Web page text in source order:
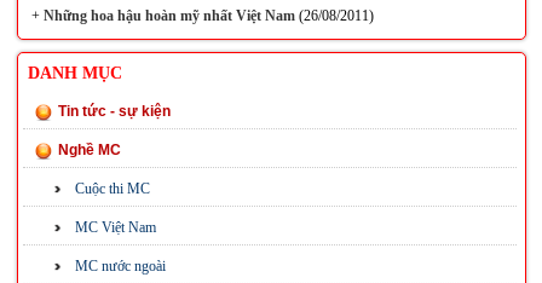
+Những hoa hậu hoàn mỹ nhất Việt Nam(26/08/2011)
DANH MỤC
Tin tức - sự kiện
Nghề MC
Cuộc thi MC
MC Việt Nam
MC nước ngoài